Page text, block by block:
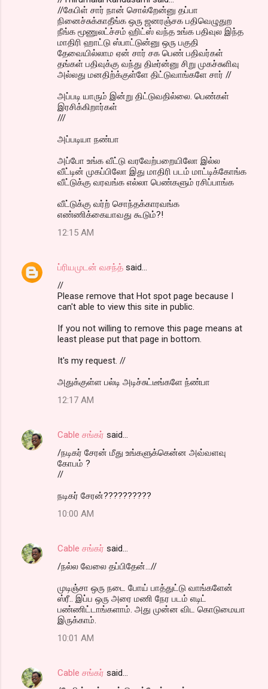
//கேபிள் சார் நான் சொல்றேன்னு தப்பா
நினைச்சுக்காதீங்க ஒரு ஜனரஞ்சக பதிவெழுதுற
நீங்க மூணுலட்ச்சம் ஹிட்ஸ் வந்த உங்க பதிவுல இந்த
மாதிரி ஹாட்டு ஸ்பாட்டுன்னு ஒரு பகுதி
தேவையில்லாம ஏன் சார் சக பெண் பதிவர்கள்
தங்கள் பதிவுக்கு வந்து திடீர்ன்னு சிறு முகச்சுளிவு
அல்லது மனதிற்க்குள்ளே திட்டுவாங்களே சார் //
அப்படி யாரும் இன்று திட்டுவதில்லை. பெண்கள்
இரசிக்கிறார்கள்
///
அப்படியா நண்பா
அப்போ உங்க வீட்டு வரவேற்பறையிலோ இல்ல
வீட்டின் முகப்பிலோ இது மாதிரி படம் மாட்டிக்கோங்க
வீட்டுக்கு வரவங்க எல்லா பெண்களும் ரசிப்பாங்க
வீட்டுக்கு வர்ற் சொந்தக்காரவங்க
எண்ணிக்கையாவது கூடும்?!
12:15 AM
ப்ரியமுடன் வசந்த் said…
//
Please remove that Hot spot page because I
can't able to view this site in public.
If you not willing to remove this page means at
least please put that page in bottom.
It's my request. //
அதுக்குள்ள பல்டி அடிச்சுட்டீங்களே ந்ண்பா
12:17 AM
Cable சங்கர் said…
/நடிகர் சேரன் மீது உங்களுக்கென்ன அவ்வளவு
கோபம் ?
//
நடிகர் சேரன்??????????
10:00 AM
Cable சங்கர் said…
/நல்ல வேலை தப்பிதேன்...//
முடிஞ்சா ஒரு நடை போய் பாத்துட்டு வாங்களேன்
ஸ்ரீ.. இப்ப ஒரு அரை மணி நேர படம் எடிட்
பண்ணிட்டாங்களாம். அது முன்ன விட கொடுமையா
இருக்காம்.
10:01 AM
Cable சங்கர் said…